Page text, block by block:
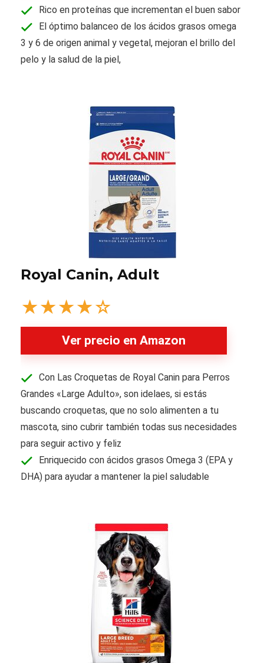
Rico en proteínas que incrementan el buen sabor
El óptimo balanceo de los ácidos grasos omega
3 y 6 de origen animal y vegetal, mejoran el brillo del
pelo y la salud de la piel,
Royal Canin, Adult
★★★★☆
Ver precio en Amazon
Con Las Croquetas de Royal Canin para Perros
Grandes «Large Adulto», son idelaes, si estás
buscando croquetas, que no solo alimenten a tu
mascota, sino cubrir también todas sus necesidades
para seguir activo y feliz
Enriquecido con ácidos grasos Omega 3 (EPA y
DHA) para ayudar a mantener la piel saludable